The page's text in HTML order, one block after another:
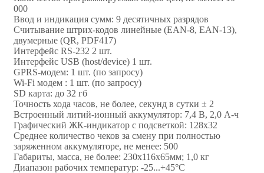
000
Ввод и индикация сумм: 9 десятичных разрядов
Считывание штрих-кодов линейные (EAN-8, ЕАN-13),
двумерные (QR, PDF417)
Интерфейс RS-232 2 шт.
Интерфейс USB (host/device) 1 шт.
GPRS-модем: 1 шт. (по запросу)
Wi-Fi модем : 1 шт. (по запросу)
SD карта: до 32 гб
Точность хода часов, не более, секунд в сутки ± 2
Встроенный литий-ионный аккумулятор: 7,4 В, 2,0 А-ч
Графический ЖК-индикатор с подсветкой: 128х32
Среднее количество чеков за смену при полностью
заряженном аккумуляторе, не менее: 500
Габариты, масса, не более: 230х116х65мм; 1,0 кг
Диапазон рабочих температур: -25...+45°С